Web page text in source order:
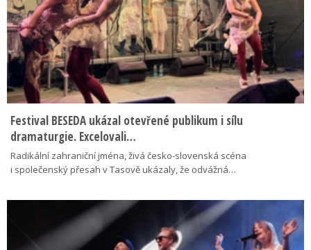
Festival BESEDA ukázal otevřené publikum i sílu
dramaturgie. Excelovali…
Radikální zahraniční jména, živá česko-slovenská scéna
i společenský přesah v Tasově ukázaly, že odvážná…